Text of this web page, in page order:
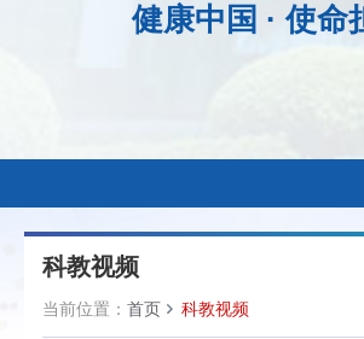
健康中国 · 使命
科教视频
当前位置： 首页 科教视频